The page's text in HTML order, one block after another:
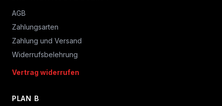
AGB
Zahlungsarten
Zahlung und Versand
Widerrufsbelehrung
Vertrag widerrufen
PLAN B